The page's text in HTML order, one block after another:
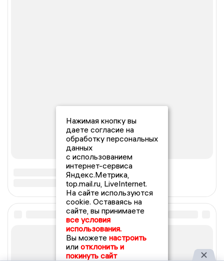
Нажимая кнопку вы
даете согласие на
обработку персональных
данных
с использованием
интернет-сервиса
Яндекс.Метрика,
top.mail.ru, LiveInternet.
На сайте используются
cookie. Оставаясь на
сайте, вы принимаете
все условия
использования.
Вы можете настроить
или отклонить и
покинуть сайт